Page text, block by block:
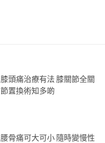
膝頭痛治療有法 膝關節全關
節置換術知多啲
腰骨痛可大可小 隨時變慢性